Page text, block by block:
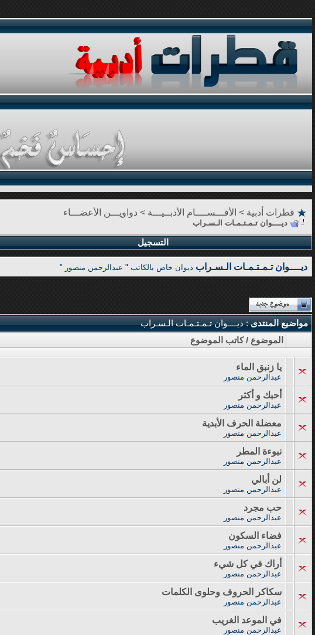
قطرات أدبية > الأقـــســــام الأدبــيـــة > دواويـــن الأعضـــاء
ديــــوان تـمـتـمـات الـسـراب
التسجيل
ديــــوان تـمـتـمـات الـسـراب ديوان خاص بالكاتب " عبدالرحمن منصور "
مواضيع المنتدى: ديــــوان تـمـتـمـات الـسـراب
الموضوع /كاتب الموضوع
يا زنبق الماء
عبدالرحمن منصور
أحبك و أكثر
عبدالرحمن منصور
معضلة الحرف الأبدية
عبدالرحمن منصور
نبوءة المطر
عبدالرحمن منصور
لن أبالي
عبدالرحمن منصور
حب مجرد
عبدالرحمن منصور
فضاء السكون
عبدالرحمن منصور
أراك في كل شيء
عبدالرحمن منصور
سكاكر الحروف وحلوى الكلمات
عبدالرحمن منصور
في الموعد الغريب
عبدالرحمن منصور